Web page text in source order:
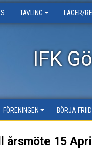
TÄVLING LÄGER/
IFK
FÖRENINGEN BÖRJA
årsmöte 15